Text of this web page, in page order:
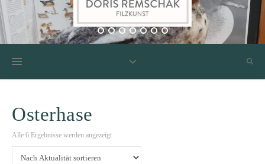
Osterhase
Alle 6 Ergebnisse werden angezeigtNach Aktualität sortiert